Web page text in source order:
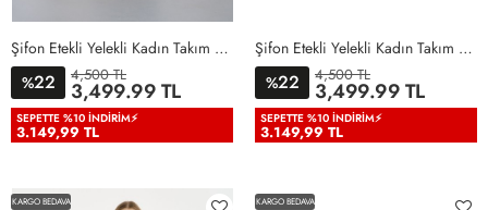
36 38 40 42 44
48
50
Şifon Etekli Yelekli Kadın Takım Elbise Mint Yeşili Mint Yeşili
%22 4,500 TL
3,499.99 TL
SEPETTE %10 İNDIRIM⚡
3.149,99 TL
36 38 40 42 44
48
50
Şifon Etekli Yelekli Kadın Takım Elbise Siyah Siyah
%22 4,500 TL
3,499.99 TL
SEPETTE %10 İNDIRIM⚡
3.149,99 TL
KARGO BEDAVA KARGO BEDAVA